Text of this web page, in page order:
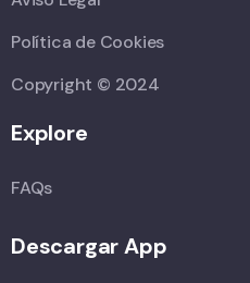
Política de Cookies
Copyright © 2024
Explore
FAQs
Descargar App